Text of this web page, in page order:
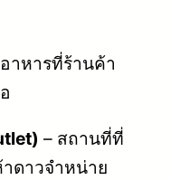
าหารที่ร้านค้า
– สถานที่ที่
ดาวจำหน่าย